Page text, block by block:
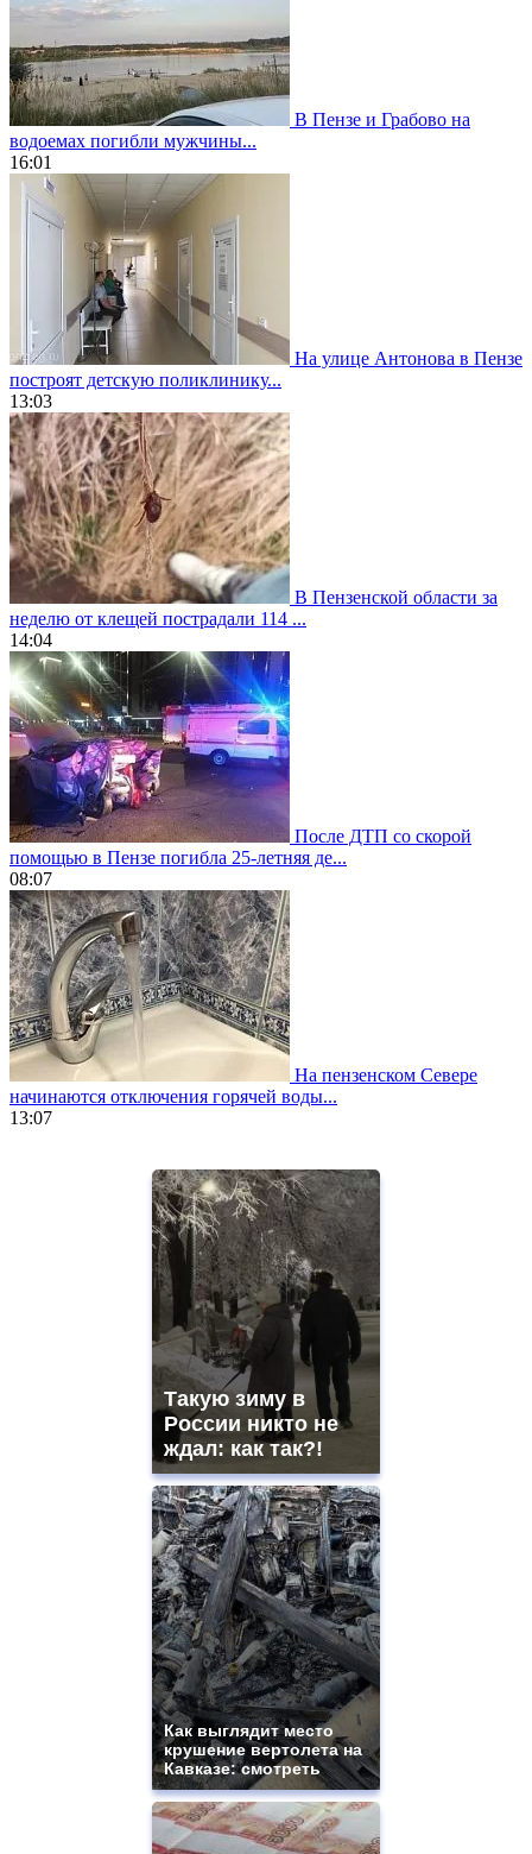
В Пензе и Грабово на
водоемах погибли мужчины...
16:01
На улице Антонова в Пензе
построят детскую поликлинику...
13:03
В Пензенской области за
неделю от клещей пострадали 114 ...
14:04
После ДТП со скорой
помощью в Пензе погибла 25-летняя де...
08:07
На пензенском Севере
начинаются отключения горячей воды...
13:07
https://gradewatches.to/
https://www.replicasrelojes.to/
Такую зиму в
России никто не
ждал: как так?!
Как выглядит место
крушение вертолета на
Кавказе: смотреть